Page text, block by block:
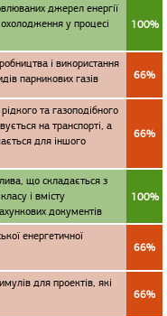
джерел енергії
у процесі
100%
і використання
парникових газів
66%
та газоподібного
на транспорті, а
для іншого
66%
що складається з
і вмісту
документів
100%
енергетичної
66%
для проектів, які
66%